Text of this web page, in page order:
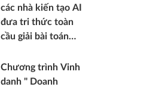
các nhà kiến tạo AI
đưa tri thức toàn
cầu giải bài toán
2026
Chương trình Vinh
danh " Doanh